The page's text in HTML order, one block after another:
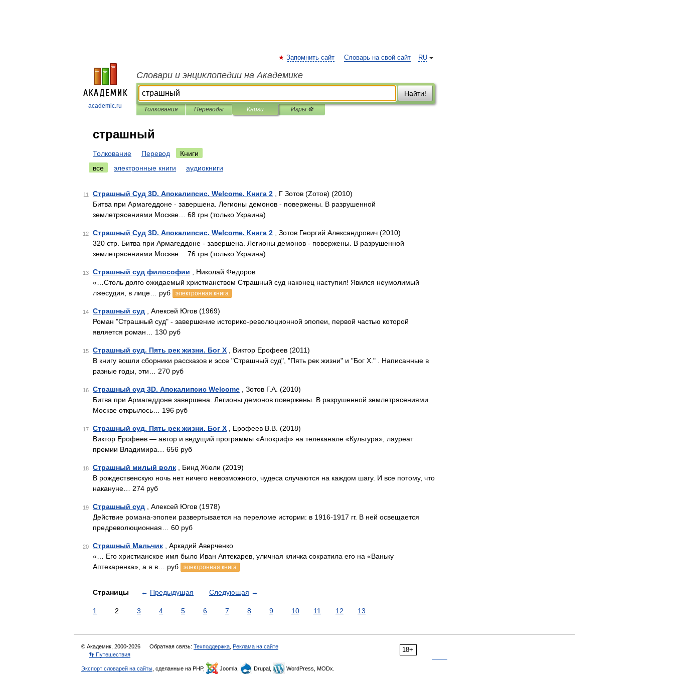
academic.ru
RU
Запомнить сайт Словарь на свой сайт
Словари и энциклопедии на Академике
Найти!
Толкования Переводы Книги Игры ⚽
страшный
Толкование Перевод
Книги
все
электронные книги аудиокниги
11 Страшный Суд 3D. Апокалипсис. Welcome. Книга 2 , Г Зотов (Zотов) (2010)
Битва при Армагеддоне - завершена. Легионы демонов - повержены. В разрушенной
землетрясениями Москве… 68 грн (только Украина)
12 Страшный Суд 3D. Апокалипсис. Welcome. Книга 2 , Зотов Георгий Александрович (2010)
320 стр. Битва при Армагеддоне - завершена. Легионы демонов - повержены. В разрушенной
землетрясениями Москве… 76 грн (только Украина)
13 Страшный суд философии , Николай Федоров
«…Столь долго ожидаемый христианством Страшный суд наконец наступил! Явился неумолимый
лжесудия, в лице… руб
электронная книга
14 Страшный суд , Алексей Югов (1969)
Роман "Страшный суд" - завершение историко-революционной эпопеи, первой частью которой
является роман… 130 руб
15 Страшный суд. Пять рек жизни. Бог Х , Виктор Ерофеев (2011)
В книгу вошли сборники рассказов и эссе "Страшный суд", "Пять рек жизни" и "Бог X." . Написанные в
разные годы, эти… 270 руб
16 Страшный суд 3D. Апокалипсис Welcome , Зотов Г.А. (2010)
Битва при Армагеддоне завершена. Легионы демонов повержены. В разрушенной землетрясениями
Москве открылось… 196 руб
17 Страшный суд. Пять рек жизни. Бог Х , Ерофеев В.В. (2018)
Виктор Ерофеев — автор и ведущий программы «Апокриф» на телеканале «Культура», лауреат
премии Владимира… 656 руб
18 Страшный милый волк , Бинд Жюли (2019)
В рождественскую ночь нет ничего невозможного, чудеса случаются на каждом шагу. И все потому, что
накануне… 274 руб
19 Страшный суд , Алексей Югов (1978)
Действие романа-эпопеи развертывается на переломе истории: в 1916-1917 гг. В ней освещается
предреволюционная… 60 руб
20 Страшный Мальчик , Аркадий Аверченко
«… Его христианское имя было Иван Аптекарев, уличная кличка сократила его на «Ваньку
Аптекаренка», а я в… руб
электронная книга
Страницы ← Предыдущая Следующая →
1 2 3 4 5 6 7 8 9 10 11 12 13
18+
© Академик, 2000-2026 Обратная связь: Техподдержка Реклама на сайте
👣 Путешествия
Экспорт словарей на сайты , сделанные на PHP, Joomla, Drupal, WordPress, MODx.